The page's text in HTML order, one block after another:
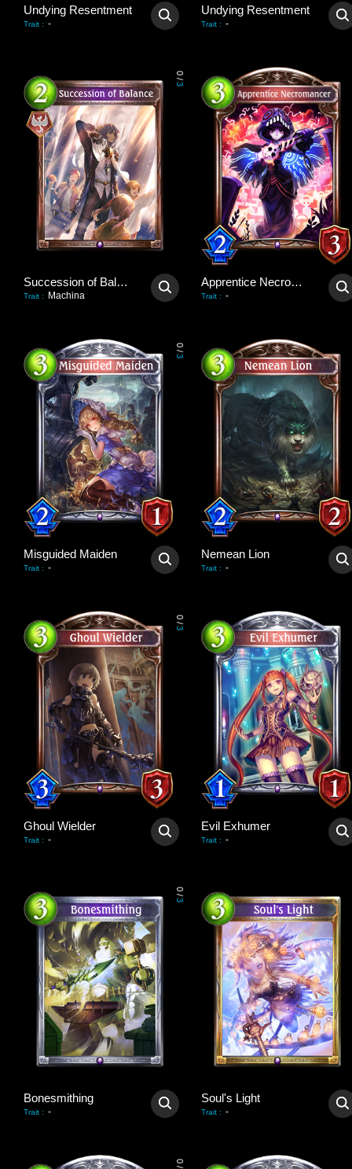
Undying Resentment
Trait : -
Undying Resentment
Trait : -
0
/
3
Succession of Balance
Trait : Machina
Apprentice Necromancer
Trait : -
0
/
3
Misguided Maiden
Trait : -
Nemean Lion
Trait : -
0
/
3
Ghoul Wielder
Trait : -
Evil Exhumer
Trait : -
0
/
3
Bonesmithing
Trait : -
Soul's Light
Trait : -
0
/